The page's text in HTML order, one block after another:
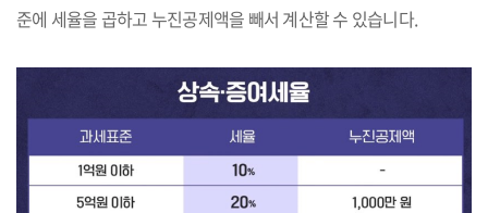
준에 세율을 곱하고 누진공제액을 빼서 계산할 수 있습니다.